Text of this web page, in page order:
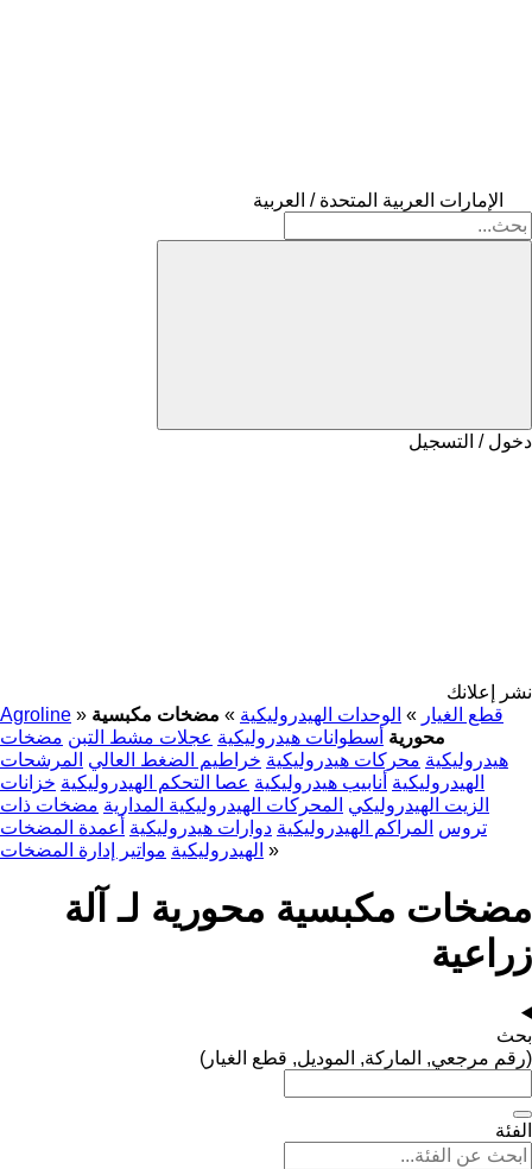
الإمارات العربية المتحدة / العربية
دخول / التسجيل
نشر إعلانك
Agroline » قطع الغيار » الوحدات الهيدروليكية » مضخات مكبسية
محورية أسطوانات هيدروليكية عجلات مشط التبن مضخات
هيدروليكية محركات هيدروليكية خراطيم الضغط العالي المرشحات
الهيدروليكية أنابيب هيدروليكية عصا التحكم الهيدروليكية خزانات
الزيت الهيدروليكي المحركات الهيدروليكية المدارية مضخات ذات
تروس المراكم الهيدروليكية دوارات هيدروليكية
أعمدة المضخات
الهيدروليكية مواتير إدارة المضخات »
مضخات مكبسية محورية لـ آلة
زراعية
بحث
(رقم مرجعي, الماركة, الموديل, قطع الغيار)
الفئة